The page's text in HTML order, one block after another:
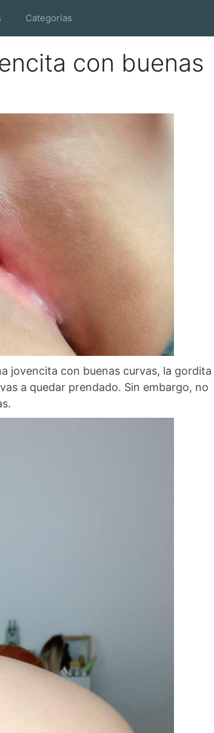
Categorías
con buenas
jovencita con buenas curvas, la gordita
a quedar prendado. Sin embargo, no